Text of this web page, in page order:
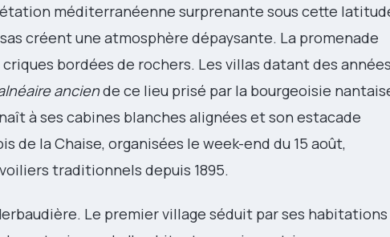
méditerranéenne surprenante sous cette
créent une atmosphère dépaysante. La promenade
bordées de rochers. Les villas datant des années
anciende ce lieu prisé par la bourgeoisie
à ses cabines blanches alignées et son estacade
de la Chaise, organisées le week-end du 15 août,
traditionnels depuis 1895.
Le premier village séduit par ses habitations